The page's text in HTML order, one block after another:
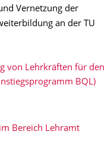
Vernetzung der
an der TU
von Lehrkräften für den
BQL)
Bereich Lehramt